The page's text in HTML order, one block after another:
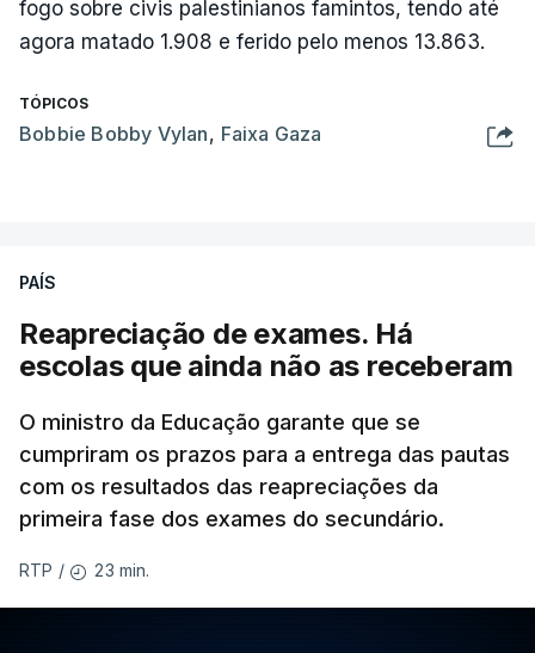
fogo sobre civis palestinianos famintos, tendo até
agora matado 1.908 e ferido pelo menos 13.863.
TÓPICOS
Bobbie Bobby Vylan, Faixa Gaza
PAÍS
Reapreciação de exames. Há
escolas que ainda não as receberam
O ministro da Educação garante que se
cumpriram os prazos para a entrega das pautas
com os resultados das reapreciações da
primeira fase dos exames do secundário.
RTP / 23 min.